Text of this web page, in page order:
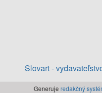
Slovart -
Generuje redakčný